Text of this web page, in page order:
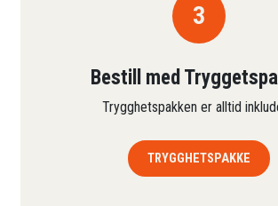
3
Bestill med
Trygghetspakken er alltid
TRYGGHETSPAKKE